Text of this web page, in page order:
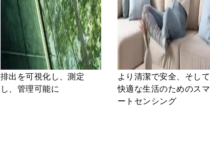
排出を可視化し、測定
し、管理可能に
より清潔で安全、そして
快適な生活のためのスマ
ートセンシング